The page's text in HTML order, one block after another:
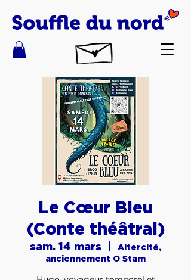
Le Cœur Bleu
(Conte théâtral)
sam. 14 mars
Altercité,
anciennement O Stam